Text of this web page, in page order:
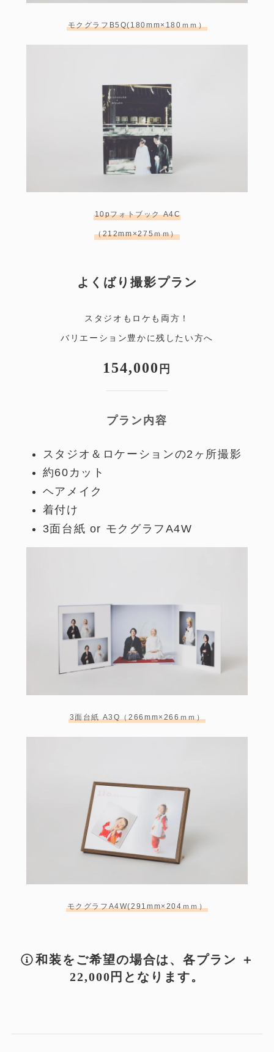
モクグラフB5Q(180mm×180ｍｍ）
10pフォトブック A4C
（212mm×275ｍｍ）
よくばり撮影プラン
スタジオもロケも両方！
バリエーション豊かに残したい方へ
154,000 円
プラン内容
スタジオ＆ロケーションの2ヶ所撮影
約60カット
ヘアメイク
着付け
3面台紙 or モクグラフA4W
3面台紙 A3Q（266mm×266ｍｍ）
モクグラフA4W(291mm×204ｍｍ）
和装をご希望の場合は、各プラン ＋
22,000円となります。